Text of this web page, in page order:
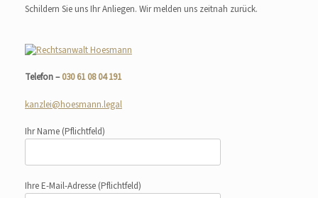
Schildern Sie uns Ihr Anliegen. Wir melden uns zeitnah zurück.
Telefon –030 61 08 04 191
kanzlei@hoesmann.legal
Ihr Name (Pflichtfeld)
Ihre E-Mail-Adresse (Pflichtfeld)